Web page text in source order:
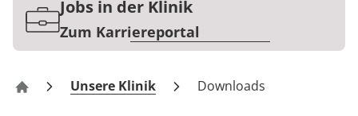
Blog
Jobs in der Klinik
Zum Karriereportal
Klinik Odenwald – Fachkrankenhaus
Unsere Klinik Downloads